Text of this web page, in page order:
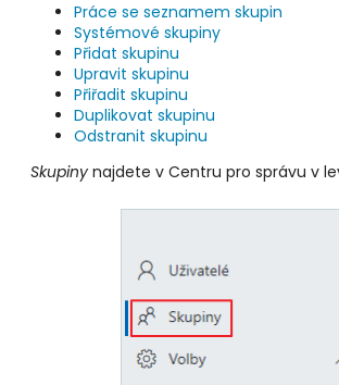
Práce se seznamem skupin
Systémové skupiny
Přidat skupinu
Upravit skupinu
Přiřadit skupinu
Duplikovat skupinu
Odstranit skupinu
Skupiny najdete v Centru pro správu v